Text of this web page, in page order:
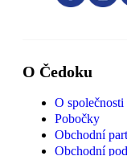
O Čedoku
O společnosti
Pobočky
Obchodní
Obchodní